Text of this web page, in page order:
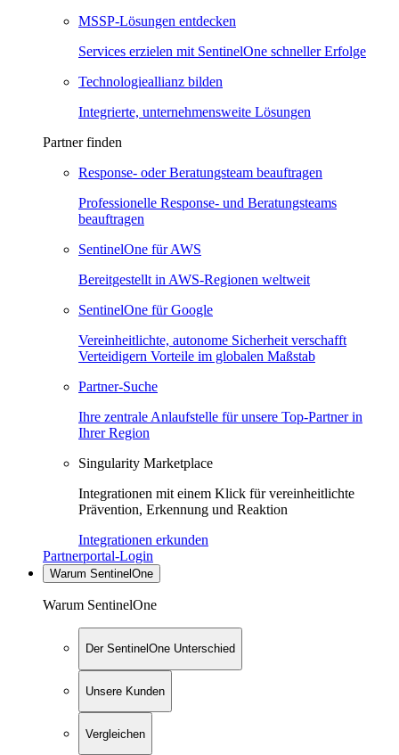
MSSP-Lösungen entdecken
Services erzielen mit SentinelOne schneller Erfolge
Technologieallianz bilden
Integrierte, unternehmensweite Lösungen
Partner finden
Response- oder Beratungsteam beauftragen
Professionelle Response- und Beratungsteams
beauftragen
SentinelOne für AWS
Bereitgestellt in AWS-Regionen weltweit
SentinelOne für Google
Vereinheitlichte, autonome Sicherheit verschafft
Verteidigern Vorteile im globalen Maßstab
Partner-Suche
Ihre zentrale Anlaufstelle für unsere Top-Partner in
Ihrer Region
Singularity Marketplace
Integrationen mit einem Klick für vereinheitlichte
Prävention, Erkennung und Reaktion
Integrationen erkunden
Partnerportal-Login
Warum SentinelOne
Warum SentinelOne
Der SentinelOne Unterschied
Unsere Kunden
Vergleichen